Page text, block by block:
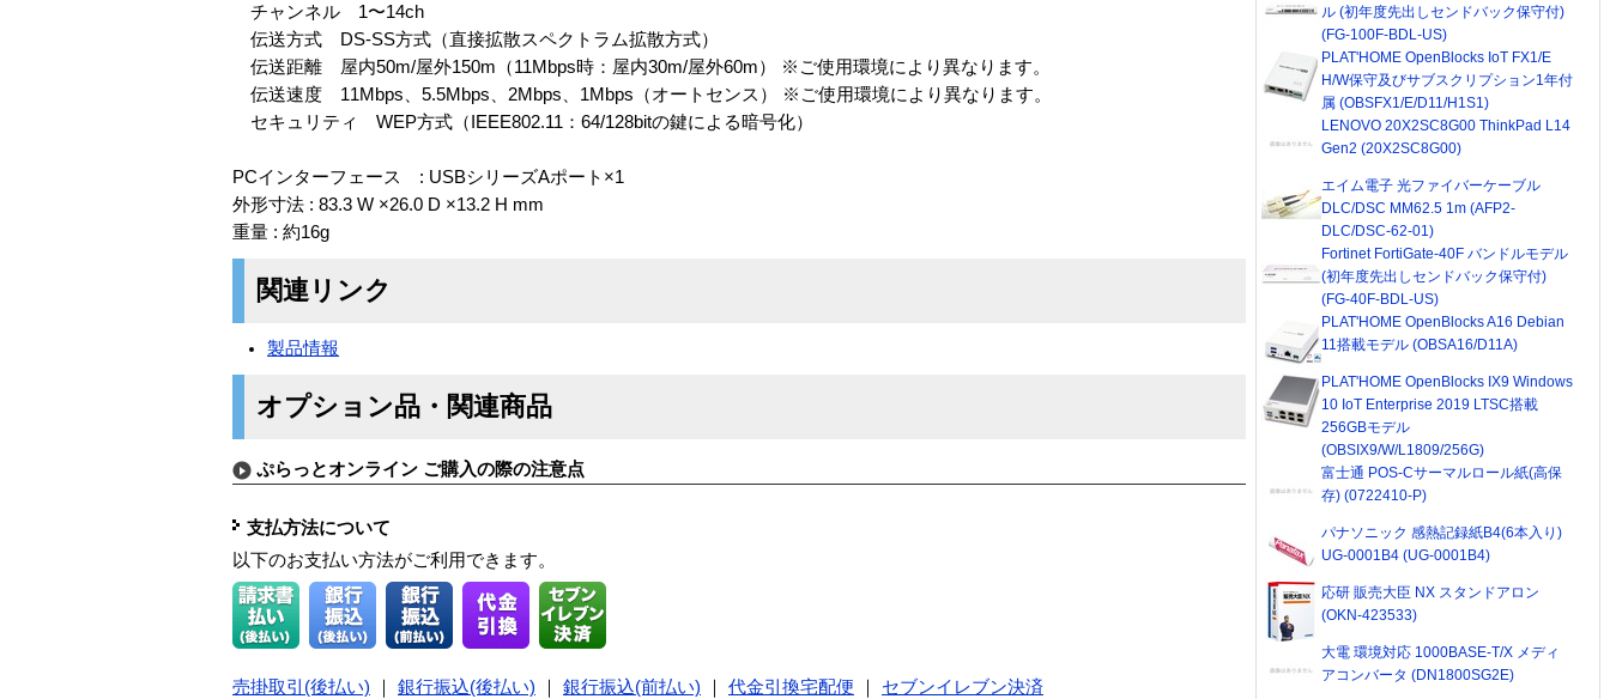
チャンネル 1〜14ch
伝送方式 DS-SS方式（直接拡散スペクトラム拡散方式）
伝送距離 屋内50m/屋外150m（11Mbps時：屋内30m/屋外60m） ※ご使用環境により異なります。
伝送速度 11Mbps、5.5Mbps、2Mbps、1Mbps（オートセンス） ※ご使用環境により異なります。
セキュリティ WEP方式（IEEE802.11：64/128bitの鍵による暗号化）
PCインターフェース : USBシリーズAポート×1
外形寸法 : 83.3 W ×26.0 D ×13.2 H mm
重量 : 約16g
関連リンク
製品情報
オプション品・関連商品
ぷらっとオンライン ご購入の際の注意点
支払方法について
以下のお支払い方法がご利用できます。
売掛取引(後払い) 銀行振込(後払い) 銀行振込(前払い) 代金引換宅配便
セブンイレブン決済
ル (初年度先出しセンドバック保守付)
(FG-100F-BDL-US)
PLAT'HOME OpenBlocks IoT FX1/E
H/W保守及びサブスクリプション1年付
属 (OBSFX1/E/D11/H1S1)
LENOVO 20X2SC8G00 ThinkPad L14
Gen2 (20X2SC8G00)
エイム電子 光ファイバーケーブル
DLC/DSC MM62.5 1m (AFP2-
DLC/DSC-62-01)
Fortinet FortiGate-40F バンドルモデル
(初年度先出しセンドバック保守付)
(FG-40F-BDL-US)
PLAT'HOME OpenBlocks A16 Debian
11搭載モデル (OBSA16/D11A)
PLAT'HOME OpenBlocks IX9 Windows
10 IoT Enterprise 2019 LTSC搭載
256GBモデル
(OBSIX9/W/L1809/256G)
富士通 POS-Cサーマルロール紙(高保
存) (0722410-P)
パナソニック 感熱記録紙B4(6本入り)
UG-0001B4 (UG-0001B4)
応研 販売大臣 NX スタンドアロン
(OKN-423533)
大電 環境対応 1000BASE-T/X メディ
アコンバータ (DN1800SG2E)